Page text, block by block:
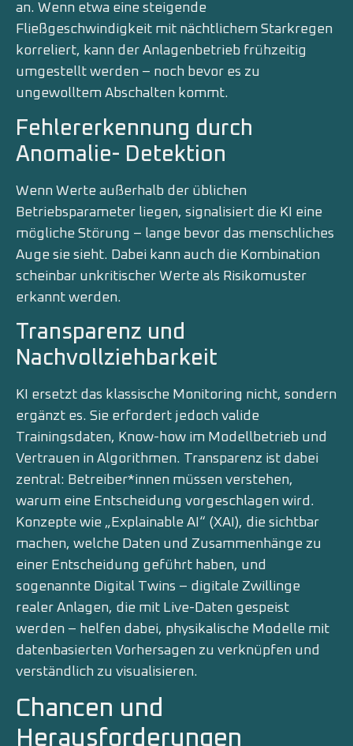
an. Wenn etwa eine steigende
Fließgeschwindigkeit mit nächtlichem Starkregen
korreliert, kann der Anlagenbetrieb frühzeitig
umgestellt werden – noch bevor es zu
ungewolltem Abschalten kommt.
Fehlererkennung durch
Anomalie- Detektion
Wenn Werte außerhalb der üblichen
Betriebsparameter liegen, signalisiert die KI eine
mögliche Störung – lange bevor das menschliches
Auge sie sieht. Dabei kann auch die Kombination
scheinbar unkritischer Werte als Risikomuster
erkannt werden.
Transparenz und
Nachvollziehbarkeit
KI ersetzt das klassische Monitoring nicht, sondern
ergänzt es. Sie erfordert jedoch valide
Trainingsdaten, Know-how im Modellbetrieb und
Vertrauen in Algorithmen. Transparenz ist dabei
zentral: Betreiber*innen müssen verstehen,
warum eine Entscheidung vorgeschlagen wird.
Konzepte wie „Explainable AI“ (XAI), die sichtbar
machen, welche Daten und Zusammenhänge zu
einer Entscheidung geführt haben, und
sogenannte Digital Twins – digitale Zwillinge
realer Anlagen, die mit Live-Daten gespeist
werden – helfen dabei, physikalische Modelle mit
datenbasierten Vorhersagen zu verknüpfen und
verständlich zu visualisieren.
Chancen und
Herausforderungen